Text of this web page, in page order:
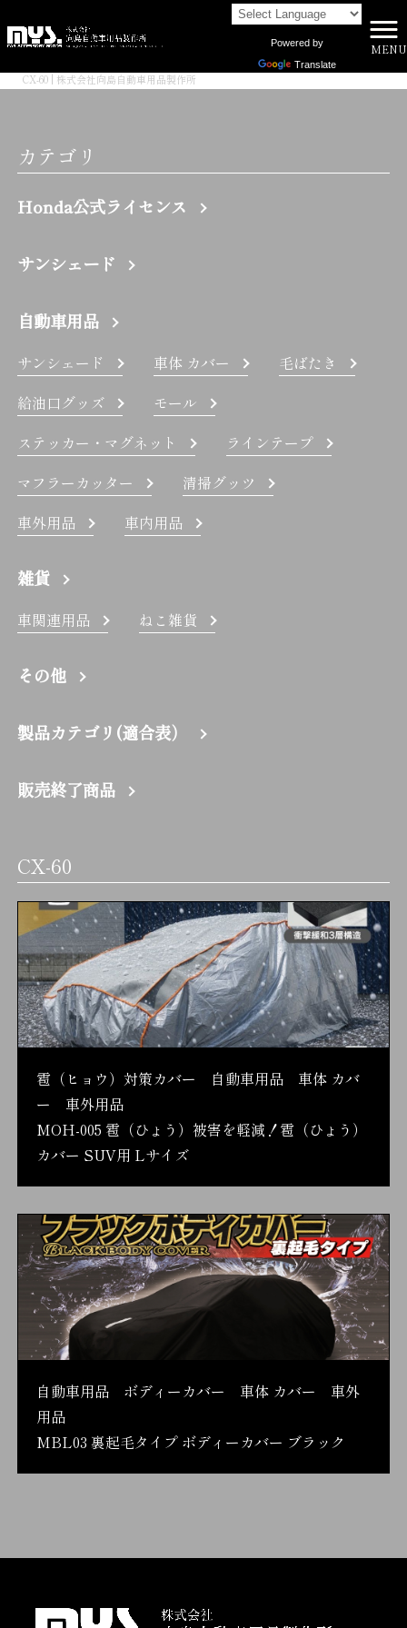
Powered by
Translate
MENU
CX-60 | 株式会社向島自動車用品製作所
カテゴリ
Honda公式ライセンス
サンシェード
自動車用品
サンシェード 車体 カバー
毛ばたき
給油口グッズ
モール
ステッカー・マグネット
ラインテープ
マフラーカッター
清掃グッツ
車外用品
車内用品
雑貨
車関連用品 ねこ雑貨
その他
製品カテゴリ(適合表）
販売終了商品
CX-60
雹（ヒョウ）対策カバー 自動車用品 車体 カバ
ー 車外用品
MOH-005 雹（ひょう）被害を軽減！雹（ひょう）
カバー SUV用 Lサイズ
自動車用品 ボディーカバー 車体 カバー 車外
用品
MBL03 裏起毛タイプ ボディーカバー ブラック